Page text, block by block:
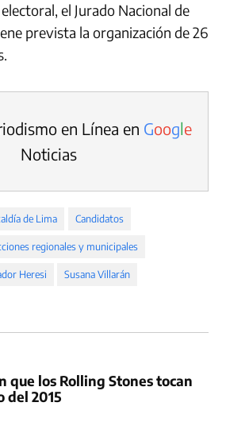
el Jurado Nacional de
prevista la organización de 26
en Línea en Google
Noticias
de Lima Candidatos
regionales y municipales
Heresi Susana Villarán
que los Rolling Stones tocan
del 2015